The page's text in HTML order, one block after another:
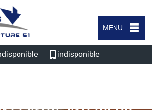
MENU
indisponible
PEINTRE INTÉRIEUR